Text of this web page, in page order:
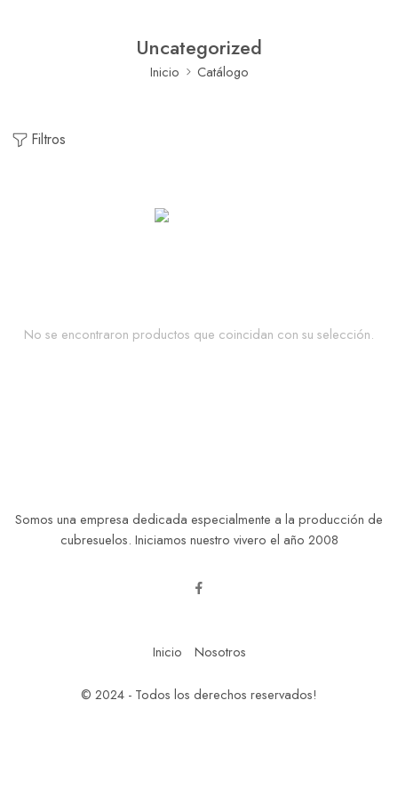
Uncategorized
Inicio Catálogo
Filtros
No se encontraron productos que coincidan con su selección.
Somos una empresa dedicada especialmente a la producción de
cubresuelos. Iniciamos nuestro vivero el año 2008
Inicio Nosotros
© 2024 - Todos los derechos reservados!